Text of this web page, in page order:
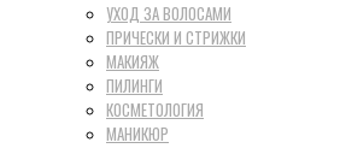
УХОД ЗА ВОЛОСАМИ
ПРИЧЕСКИ И СТРИЖКИ
МАКИЯЖ
ПИЛИНГИ
КОСМЕТОЛОГИЯ
МАНИКЮР